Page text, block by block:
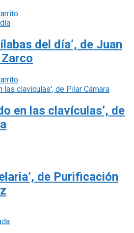
del día’, de Juan
en las clavículas’, de
de Purificación